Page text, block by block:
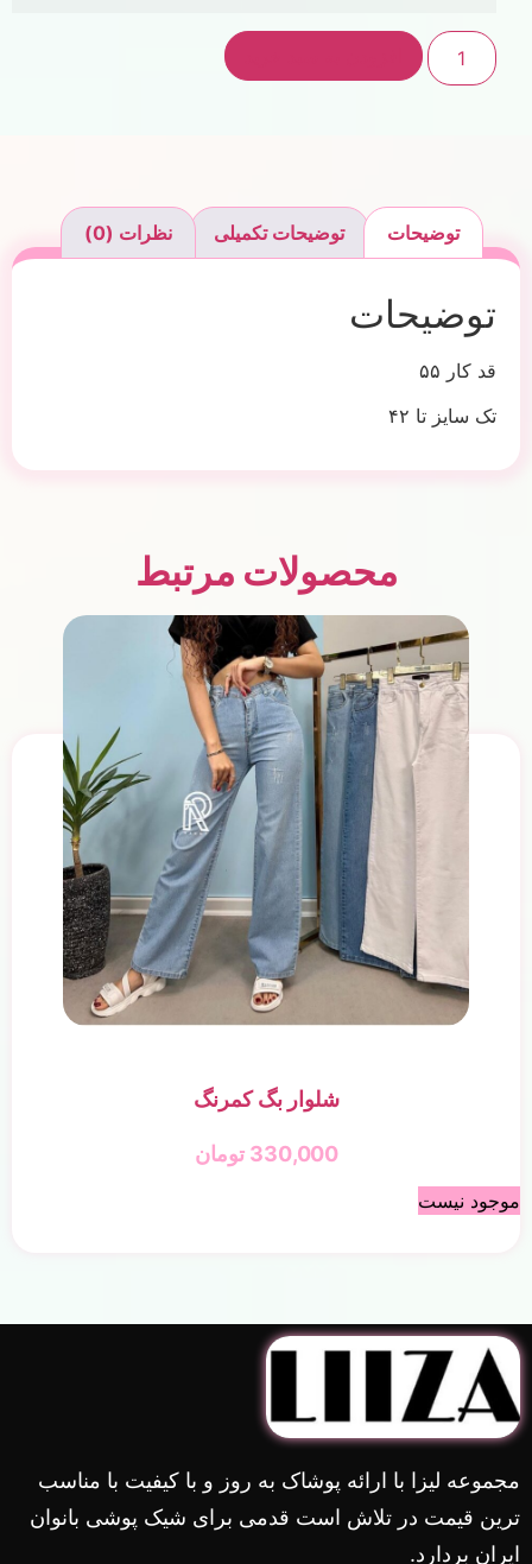
توضیحات توضیحات تکمیلی نظرات (0)
توضیحات
قد کار ۵۵
تک سایز تا ۴۲
محصولات مرتبط
شلوار بگ کمرنگ
330,000 تومان
موجود نیست
مجموعه لیزا با ارائه پوشاک به روز و با کیفیت با مناسب
ترین قیمت در تلاش است قدمی برای شیک پوشی بانوان
ایران بردارد.